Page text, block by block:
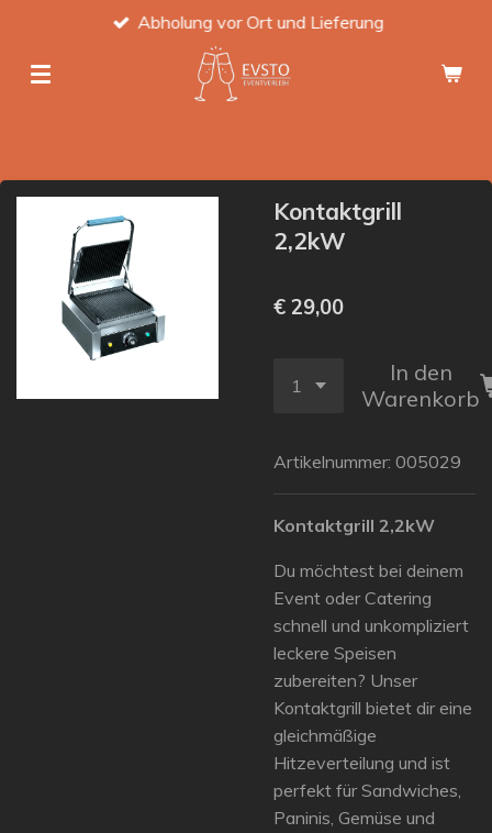
springen
Abholung vor Ort und Lieferung
Kontaktgrill
2,2kW
€ 29,00
In den
Warenkorb
Artikelnummer: 005029
Kontaktgrill 2,2kW
Du möchtest bei deinem
Event oder Catering
schnell und unkompliziert
leckere Speisen
zubereiten? Unser
Kontaktgrill bietet dir eine
gleichmäßige
Hitzeverteilung und ist
perfekt für Sandwiches,
Paninis, Gemüse und